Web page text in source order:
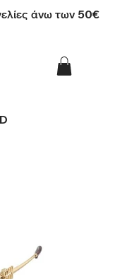
άνω των 50€